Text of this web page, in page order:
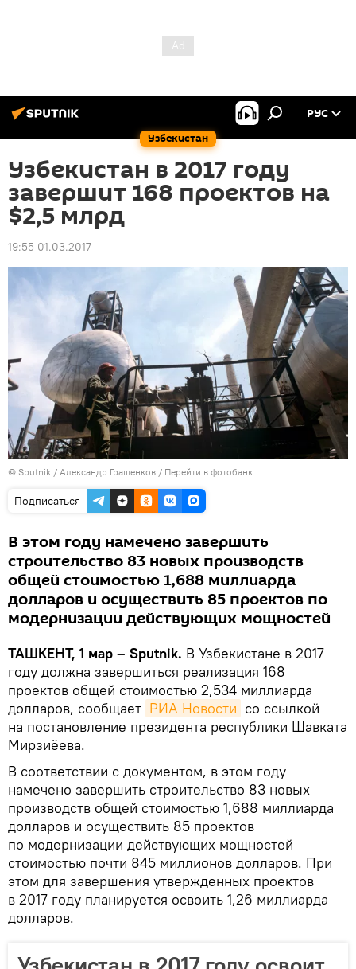
Узбекистан
РУС
Узбекистан в 2017 году
завершит 168 проектов на
$2,5 млрд
19:55 01.03.2017
© Sputnik / Александр Гращенков / Перейти в фотобанк
Подписаться
В этом году намечено завершить
строительство 83 новых производств
общей стоимостью 1,688 миллиарда
долларов и осуществить 85 проектов по
модернизации действующих мощностей
ТАШКЕНТ, 1 мар – Sputnik. В Узбекистане в 2017
году должна завершиться реализация 168
проектов общей стоимостью 2,534 миллиарда
долларов, сообщает РИА Новости со ссылкой
на постановление президента республики Шавката
Мирзиёева.
В соответствии с документом, в этом году
намечено завершить строительство 83 новых
производств общей стоимостью 1,688 миллиарда
долларов и осуществить 85 проектов
по модернизации действующих мощностей
стоимостью почти 845 миллионов долларов. При
этом для завершения утвержденных проектов
в 2017 году планируется освоить 1,26 миллиарда
долларов.